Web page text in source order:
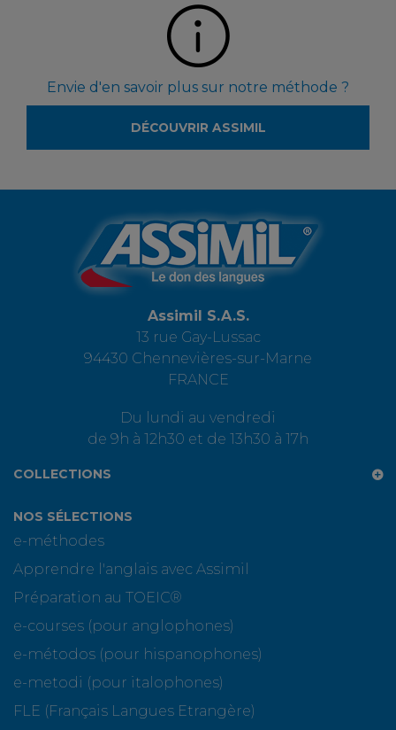
Envie d'en savoir plus sur notre méthode ?
DÉCOUVRIR ASSIMIL
Assimil S.A.S.
13 rue Gay-Lussac
94430 Chennevières-sur-Marne
FRANCE
Du lundi au vendredi
de 9h à 12h30 et de 13h30 à 17h
COLLECTIONS
NOS SÉLECTIONS
e-méthodes
Apprendre l'anglais avec Assimil
Préparation au TOEIC®
e-courses (pour anglophones)
e-métodos (pour hispanophones)
e-metodi (pour italophones)
FLE (Français Langues Etrangère)